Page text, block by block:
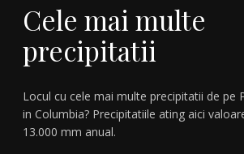
Cele mai multe
precipitatii
Locul cu cele mai multe precipitatii de pe Pamant este Lloro,
in Columbia? Precipitatiile ating aici
13.000 mm anual.